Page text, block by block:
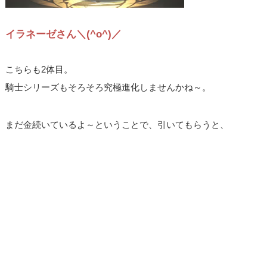
イラネーゼさん＼(^o^)／
こちらも2体目。
騎士シリーズもそろそろ究極進化しませんかね～。
まだ金続いているよ～ということで、引いてもらうと、